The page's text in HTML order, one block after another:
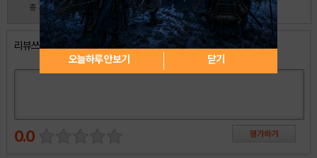
총 30 명 참여
리뷰쓰기
0.0
오늘하루 안보기 닫기